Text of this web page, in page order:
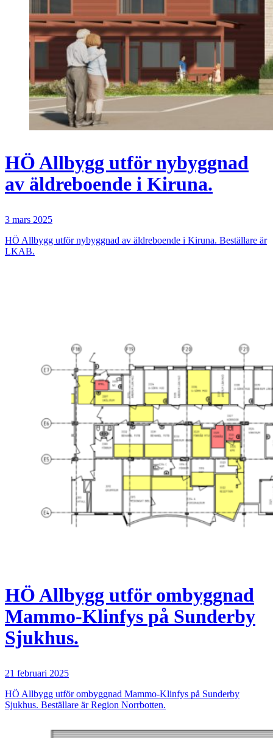
HÖ Allbygg utför nybyggnad
av äldreboende i Kiruna.
3 mars 2025
HÖ Allbygg utför nybyggnad av äldreboende i Kiruna. Beställare är
LKAB.
HÖ Allbygg utför ombyggnad
Mammo-Klinfys på Sunderby
Sjukhus.
21 februari 2025
HÖ Allbygg utför ombyggnad Mammo-Klinfys på Sunderby
Sjukhus. Beställare är Region Norrbotten.